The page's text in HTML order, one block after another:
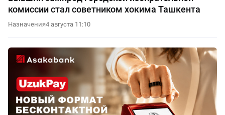
комиссии стал советником хокима Ташкента
Назначения4 августа 11:10